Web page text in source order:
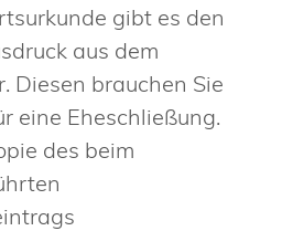
gibt es den
aus dem
Diesen brauchen Sie
eine Eheschließung.
des beim